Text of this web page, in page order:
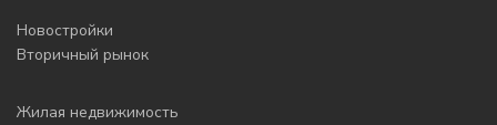
Новостройки
Вторичный рынок
Жилая недвижимость